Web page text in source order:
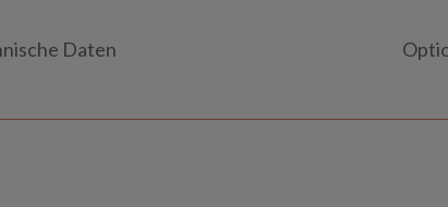
Daten